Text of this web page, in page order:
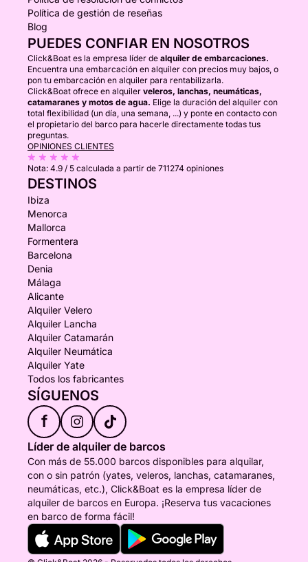
Política de gestión de reseñas
Blog
PUEDES CONFIAR EN NOSOTROS
Click&Boat es la empresa líder de alquiler de embarcaciones.
Encuentra una embarcación en alquiler con precios muy bajos, o
pon tu embarcación en alquiler para rentabilizarla.
Click&Boat ofrece en alquiler veleros, lanchas, neumáticas,
catamaranes y motos de agua. Elige la duración del alquiler con
total flexibilidad (un día, una semana, ...) y ponte en contacto con
el propietario del barco para hacerle directamente todas tus
preguntas.
OPINIONES CLIENTES
Nota: 4.9 / 5 calculada a partir de 711274 opiniones
DESTINOS
Ibiza
Menorca
Mallorca
Formentera
Barcelona
Denia
Málaga
Alicante
Alquiler Velero
Alquiler Lancha
Alquiler Catamarán
Alquiler Neumática
Alquiler Yate
Todos los fabricantes
SÍGUENOS
f
Líder de alquiler de barcos
Con más de 55.000 barcos disponibles para alquilar,
con o sin patrón (yates, veleros, lanchas, catamaranes,
neumáticas, etc.), Click&Boat es la empresa líder de
alquiler de barcos en Europa. ¡Reserva tus vacaciones
en barco de forma fácil!